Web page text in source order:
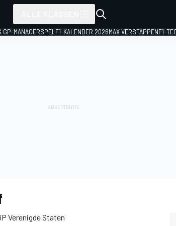
GP-MANAGERSPEL F1-KALENDER 2026MAX VERSTAPPENF1-
Verenigde Staten